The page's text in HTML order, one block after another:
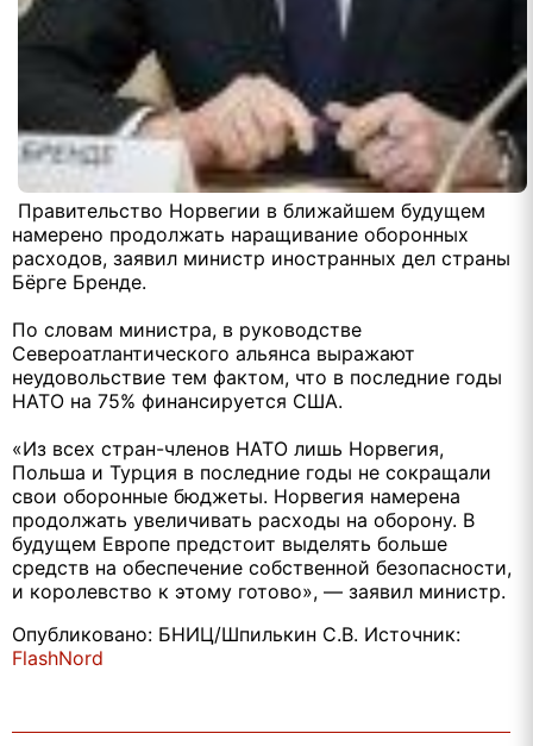
Правительство Норвегии в ближайшем будущем
намерено продолжать наращивание оборонных
расходов, заявил министр иностранных дел страны
Бёрге Бренде.
По словам министра, в руководстве
Североатлантического альянса выражают
неудовольствие тем фактом, что в последние годы
НАТО на 75% финансируется США.
«Из всех стран-членов НАТО лишь Норвегия,
Польша и Турция в последние годы не сокращали
свои оборонные бюджеты. Норвегия намерена
продолжать увеличивать расходы на оборону. В
будущем Европе предстоит выделять больше
средств на обеспечение собственной безопасности,
и королевство к этому готово», — заявил министр.
Опубликовано: БНИЦ/Шпилькин С.В. Источник:
FlashNord